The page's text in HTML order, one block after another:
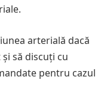
arterială dacă
să discuți cu
pentru cazul